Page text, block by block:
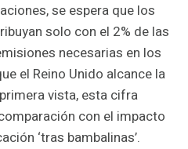
se espera que los
solo con el 2% de las
necesarias en los
el Reino Unido alcance la
vista, esta cifra
con el impacto
‘tras bambalinas’.